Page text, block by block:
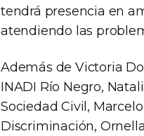
tendrá presencia en
atendiendo las
Además de Victoria
INADI Río Negro,
Sociedad Civil,
Discriminación,